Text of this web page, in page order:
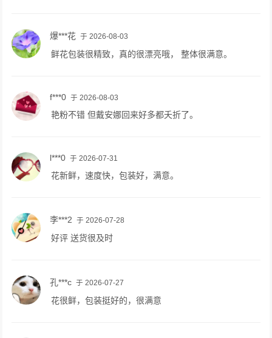
爆***花 于 2026-08-03
鲜花包装很精致，真的很漂亮哦， 整体很满意。
f***0 于 2026-08-03
艳粉不错 但戴安娜回来好多都夭折了。
l***0 于 2026-07-31
花新鲜，速度快，包装好，满意。
李***2 于 2026-07-28
好评 送货很及时
孔***c 于 2026-07-27
花很鲜，包装挺好的，很满意